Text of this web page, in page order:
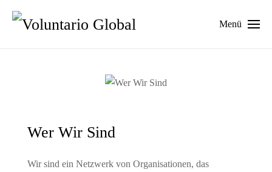
Menü
Wer Wir Sind
Wir sind ein Netzwerk von Organisationen, das